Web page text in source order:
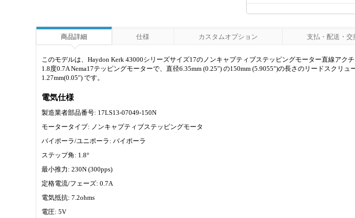
商品詳細 仕様 カスタムオプション 支払・配送・交
このモデルは、Haydon Kerk 43000シリーズサイズ17のノンキャプティブステッピングモーター直線アク
1.8度0.7A Nema17テッピングモーターで、直径6.35mm (0.25") の150mm (5.9055")の長さのリードスクリ
1.27mm(0.05") です。
電気仕様
製造業者部品番号: 17LS13-07049-150N
モータータイプ: ノンキャプティブステッピングモータ
バイポーラ/ユニポーラ: バイポーラ
ステップ角: 1.8°
最小推力: 230N (300pps)
定格電流/フェーズ: 0.7A
電気抵抗: 7.2ohms
電圧: 5V